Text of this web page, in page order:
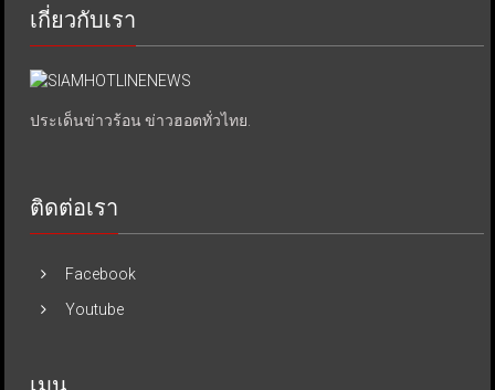
เกี่ยวกับเรา
ประเด็นข่าวร้อน ข่าวฮอตทั่วไทย.
ติดต่อเรา
Facebook
Youtube